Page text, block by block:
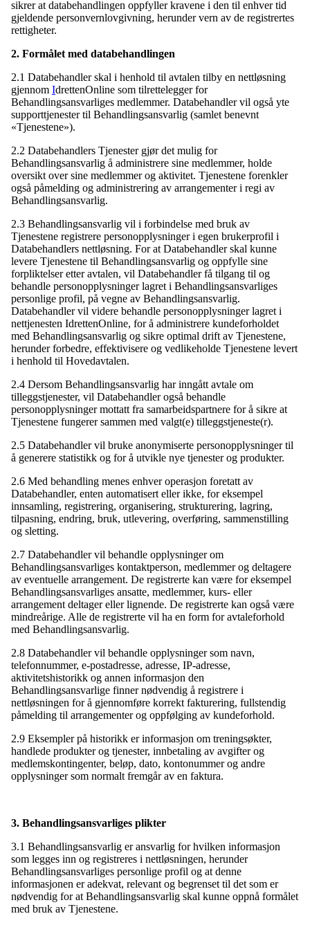
sikrer at databehandlingen oppfyller kravene i den til enhver tid
gjeldende personvernlovgivning, herunder vern av de registrertes
rettigheter.
2. Formålet med databehandlingen
2.1 Databehandler skal i henhold til avtalen tilby en nettløsning
gjennom IdrettenOnline som tilrettelegger for
Behandlingsansvarliges medlemmer. Databehandler vil også yte
supporttjenester til Behandlingsansvarlig (samlet benevnt
«Tjenestene»).
2.2 Databehandlers Tjenester gjør det mulig for
Behandlingsansvarlig å administrere sine medlemmer, holde
oversikt over sine medlemmer og aktivitet. Tjenestene forenkler
også påmelding og administrering av arrangementer i regi av
Behandlingsansvarlig.
2.3 Behandlingsansvarlig vil i forbindelse med bruk av
Tjenestene registrere personopplysninger i egen brukerprofil i
Databehandlers nettløsning. For at Databehandler skal kunne
levere Tjenestene til Behandlingsansvarlig og oppfylle sine
forpliktelser etter avtalen, vil Databehandler få tilgang til og
behandle personopplysninger lagret i Behandlingsansvarliges
personlige profil, på vegne av Behandlingsansvarlig.
Databehandler vil videre behandle personopplysninger lagret i
nettjenesten IdrettenOnline, for å administrere kundeforholdet
med Behandlingsansvarlig og sikre optimal drift av Tjenestene,
herunder forbedre, effektivisere og vedlikeholde Tjenestene levert
i henhold til Hovedavtalen.
2.4 Dersom Behandlingsansvarlig har inngått avtale om
tilleggstjenester, vil Databehandler også behandle
personopplysninger mottatt fra samarbeidspartnere for å sikre at
Tjenestene fungerer sammen med valgt(e) tilleggstjeneste(r).
2.5 Databehandler vil bruke anonymiserte personopplysninger til
å generere statistikk og for å utvikle nye tjenester og produkter.
2.6 Med behandling menes enhver operasjon foretatt av
Databehandler, enten automatisert eller ikke, for eksempel
innsamling, registrering, organisering, strukturering, lagring,
tilpasning, endring, bruk, utlevering, overføring, sammenstilling
og sletting.
2.7 Databehandler vil behandle opplysninger om
Behandlingsansvarliges kontaktperson, medlemmer og deltagere
av eventuelle arrangement. De registrerte kan være for eksempel
Behandlingsansvarliges ansatte, medlemmer, kurs- eller
arrangement deltager eller lignende. De registrerte kan også være
mindreårige. Alle de registrerte vil ha en form for avtaleforhold
med Behandlingsansvarlig.
2.8 Databehandler vil behandle opplysninger som navn,
telefonnummer, e-postadresse, adresse, IP-adresse,
aktivitetshistorikk og annen informasjon den
Behandlingsansvarlige finner nødvendig å registrere i
nettløsningen for å gjennomføre korrekt fakturering, fullstendig
påmelding til arrangementer og oppfølging av kundeforhold.
2.9 Eksempler på historikk er informasjon om treningsøkter,
handlede produkter og tjenester, innbetaling av avgifter og
medlemskontingenter, beløp, dato, kontonummer og andre
opplysninger som normalt fremgår av en faktura.
3. Behandlingsansvarliges plikter
3.1 Behandlingsansvarlig er ansvarlig for hvilken informasjon
som legges inn og registreres i nettløsningen, herunder
Behandlingsansvarliges personlige profil og at denne
informasjonen er adekvat, relevant og begrenset til det som er
nødvendig for at Behandlingsansvarlig skal kunne oppnå formålet
med bruk av Tjenestene.